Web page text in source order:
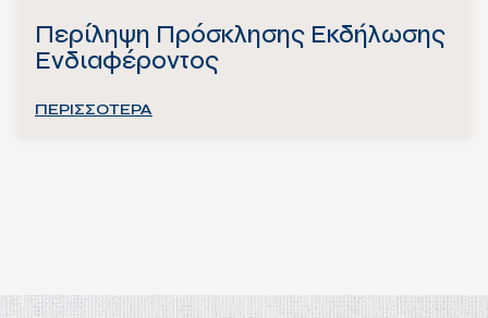
Περίληψη Πρόσκλησης Εκδήλωσης
Ενδιαφέροντος
ΠΕΡΙΣΣΟΤΕΡΑ